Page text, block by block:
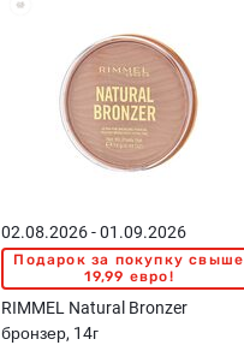
02.08.2026 - 01.09.2026
Подарок за покупку свыше
19,99 евро!
RIMMEL Natural Bronzer
бронзер, 14г